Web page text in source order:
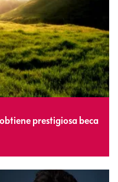
prestigiosa beca